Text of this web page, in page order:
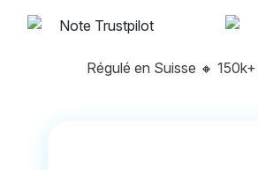
Régulé en Suisse 🔸